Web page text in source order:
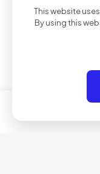
This website
By using this